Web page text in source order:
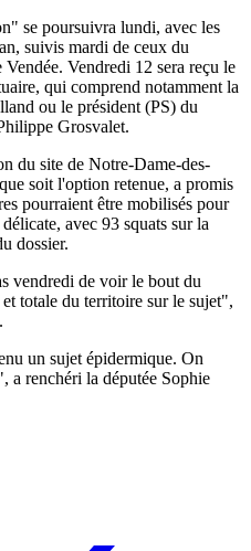
se poursuivra lundi, avec les
suivis mardi de ceux du
Vendredi 12 sera reçu le
qui comprend notamment la
ou le président (PS) du
Grosvalet.
du site de Notre-Dame-des-
soit l'option retenue, a promis
pourraient être mobilisés pour
avec 93 squats sur la
dossier.
vendredi de voir le bout du
totale du territoire sur le sujet",
un sujet épidermique. On
a renchéri la députée Sophie